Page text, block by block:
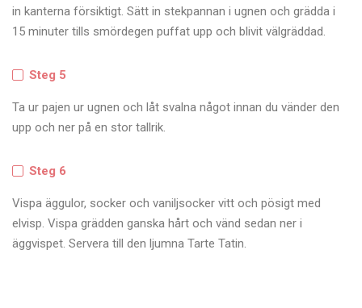
in kanterna försiktigt. Sätt in stekpannan i ugnen och grädda i
15 minuter tills smördegen puffat upp och blivit välgräddad.
Steg 5
Ta ur pajen ur ugnen och låt svalna något innan du vänder den
upp och ner på en stor tallrik.
Steg 6
Vispa äggulor, socker och vaniljsocker vitt och pösigt med
elvisp. Vispa grädden ganska hårt och vänd sedan ner i
äggvispet. Servera till den ljumna Tarte Tatin.